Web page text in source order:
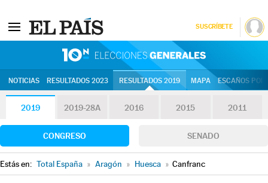
SUSCRÍBETE
NOTICIAS RESULTADOS 2023 RESULTADOS 2019 MAPA ESCAÑOS
2019 2019-28A 2016 2015 2011
CONGRESO SENADO
Estás en: Total España » Aragón » Huesca » Canfranc